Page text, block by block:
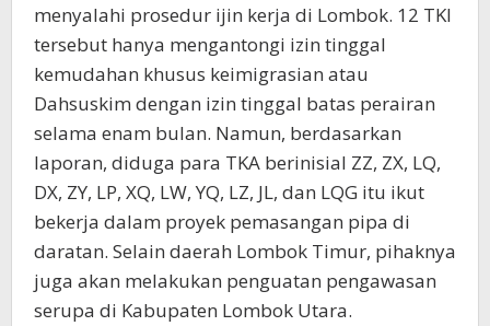
menyalahi prosedur ijin kerja di Lombok. 12 TKI
tersebut hanya mengantongi izin tinggal
kemudahan khusus keimigrasian atau
Dahsuskim dengan izin tinggal batas perairan
selama enam bulan. Namun, berdasarkan
laporan, diduga para TKA berinisial ZZ, ZX, LQ,
DX, ZY, LP, XQ, LW, YQ, LZ, JL, dan LQG itu ikut
bekerja dalam proyek pemasangan pipa di
daratan. Selain daerah Lombok Timur, pihaknya
juga akan melakukan penguatan pengawasan
serupa di Kabupaten Lombok Utara.